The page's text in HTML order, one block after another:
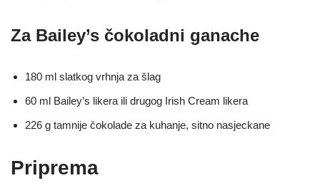
Za Bailey’s čokoladni ganache
180 ml slatkog vrhnja za šlag
60 ml Bailey’s likera ili drugog Irish Cream likera
226 g tamnije čokolade za kuhanje, sitno nasjeckane
Priprema